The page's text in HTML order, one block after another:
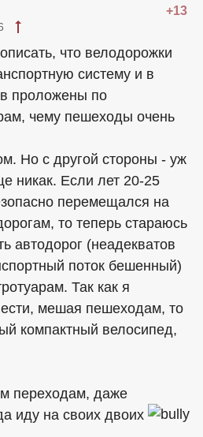
+13
что велодорожки
систему и в
проложены по
чему пешеходы очень
Но с другой стороны - уж
никак. Если лет 20-25
перемещался на
то теперь стараюсь
автодорог (неадекватов
поток бешенный)
Так как я
мешая пешеходам, то
компактный велосипед,
переходам, даже
иду на своих двоих